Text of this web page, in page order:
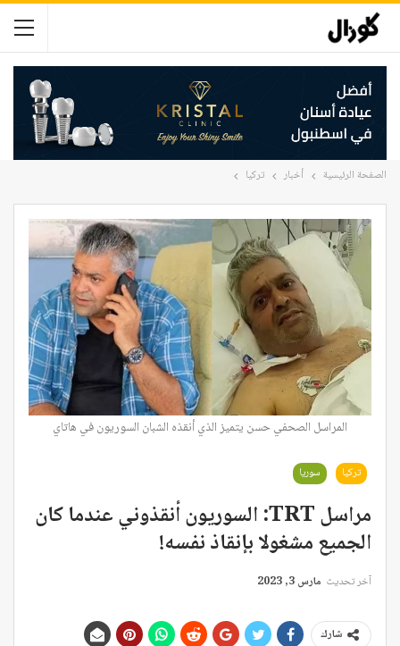
الصفحة الرئيسية أخبار تركيا
المراسل الصحفي حسن يتميز الذي أنقذه الشبان السوريون في هاتاي
تركيا سوريا
مراسل TRT: السوريون أنقذوني عندما كان
الجميع مشغولا بإنقاذ نفسه!
آخر تحديث مارس 3, 2023
شارك